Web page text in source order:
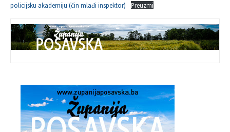
policijsku akademiju (čin mlađi inspektor)
Preuzmi